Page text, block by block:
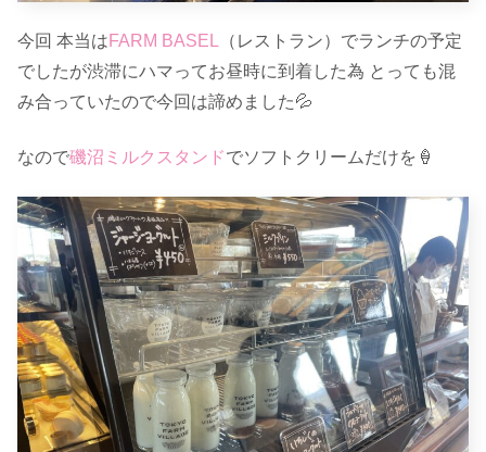
今回 本当は FARM BASEL （レストラン）でランチの予定
でしたが渋滞にハマってお昼時に到着した為 とっても混
み合っていたので今回は諦めました💦
なので磯沼ミルクスタンドでソフトクリームだけを🍦